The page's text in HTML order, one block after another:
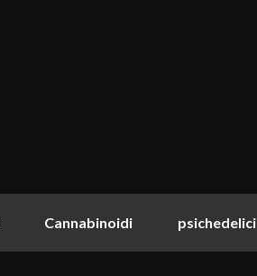
Cannabinoidi psichedelici